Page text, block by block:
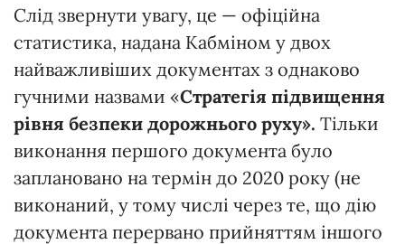
Слід звернути увагу, це — офіційна
статистика, надана Кабміном у двох
найважливіших документах з однаково
гучними назвами «Стратегія підвищення
рівня безпеки дорожнього руху». Тільки
виконання першого документа було
заплановано на термін до 2020 року (не
виконаний, у тому числі через те, що дію
документа перервано прийняттям іншого